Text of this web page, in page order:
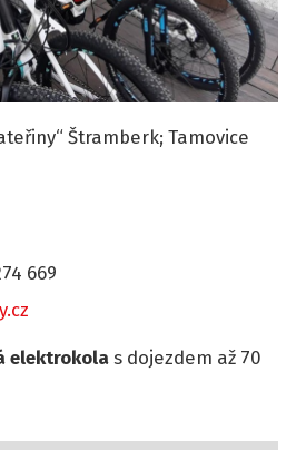
Štramberk; Tamovice
669
elektrokola s dojezdem až 70